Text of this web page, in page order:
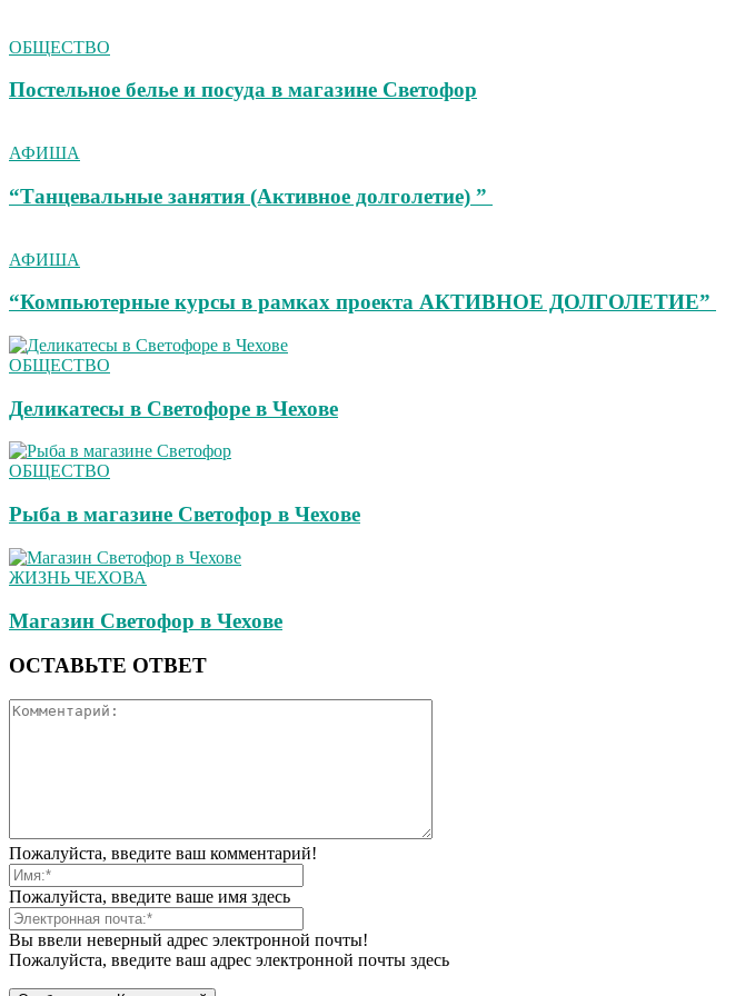
ОБЩЕСТВО
Постельное белье и посуда в магазине Светофор
АФИША
“Танцевальные занятия (Активное долголетие) ”
АФИША
“Компьютерные курсы в рамках проекта АКТИВНОЕ ДОЛГОЛЕТИЕ”
ОБЩЕСТВО
Деликатесы в Светофоре в Чехове
ОБЩЕСТВО
Рыба в магазине Светофор в Чехове
ЖИЗНЬ ЧЕХОВА
Магазин Светофор в Чехове
ОСТАВЬТЕ ОТВЕТ
Пожалуйста, введите ваш комментарий!
Пожалуйста, введите ваше имя здесь
Вы ввели неверный адрес электронной почты!
Пожалуйста, введите ваш адрес электронной почты здесь